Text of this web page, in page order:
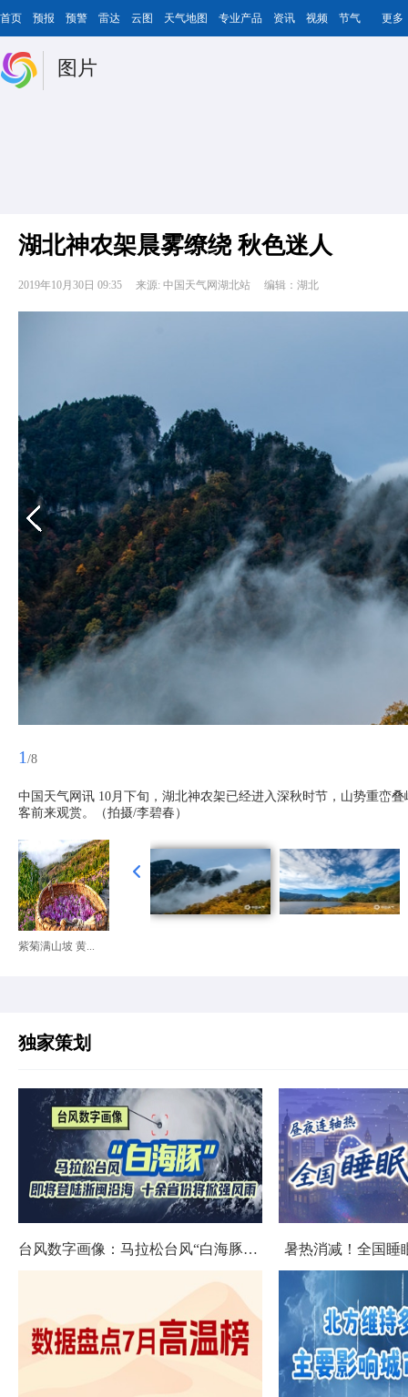
首页 预报 预警 雷达 云图 天气地图 专业产品 资讯 视频 节气 更多
图片
湖北神农架晨雾缭绕 秋色迷人
2019年10月30日 09:35 来源: 中国天气网湖北站 编辑：湖北
1 /8
中国天气网讯 10月下旬，湖北神农架已经进入深秋时节，山势重峦
客前来观赏。（拍摄/李碧春）
紫菊满山坡 黄...
独家策划
台风数字画像：马拉松台风“白海豚”将影响十余省份 暑热消减！全国睡